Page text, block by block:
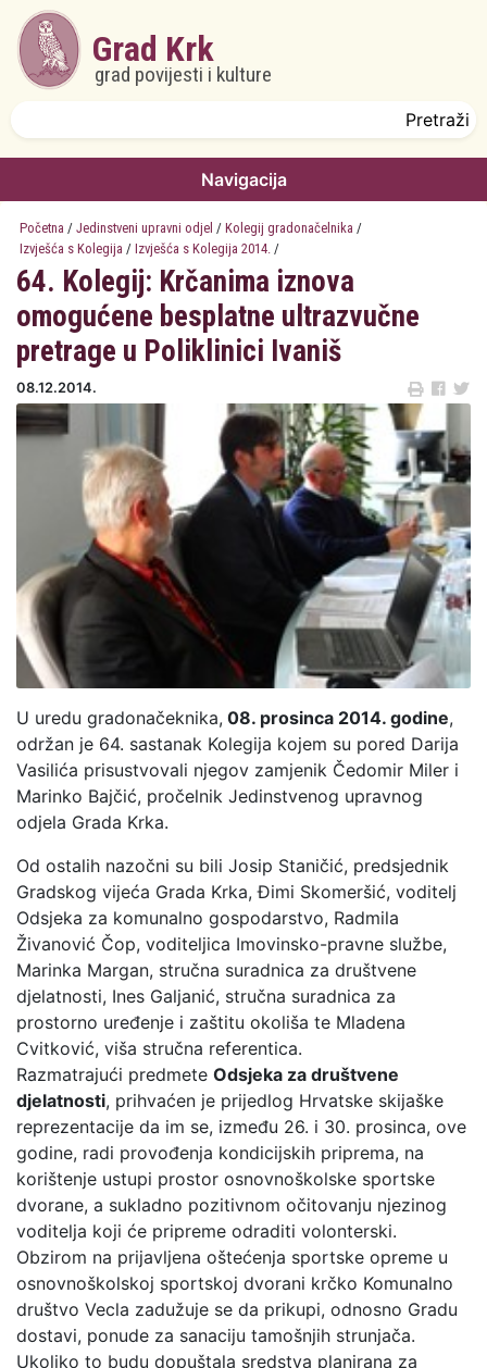
Skoči na glavni sadržaj
Grad Krk
grad povijesti i kulture
Navigacija
Početna / Jedinstveni upravni odjel / Kolegij gradonačelnika /
Izvješća s Kolegija / Izvješća s Kolegija 2014. /
64. Kolegij: Krčanima iznova
omogućene besplatne ultrazvučne
pretrage u Poliklinici Ivaniš
08.12.2014.
U uredu gradonačeknika, 08. prosinca 2014. godine,
održan je 64. sastanak Kolegija kojem su pored Darija
Vasilića prisustvovali njegov zamjenik Čedomir Miler i
Marinko Bajčić, pročelnik Jedinstvenog upravnog
odjela Grada Krka.
Od ostalih nazočni su bili Josip Staničić, predsjednik
Gradskog vijeća Grada Krka, Đimi Skomeršić, voditelj
Odsjeka za komunalno gospodarstvo, Radmila
Živanović Čop, voditeljica Imovinsko-pravne službe,
Marinka Margan, stručna suradnica za društvene
djelatnosti, Ines Galjanić, stručna suradnica za
prostorno uređenje i zaštitu okoliša te Mladena
Cvitković, viša stručna referentica.
Razmatrajući predmete Odsjeka za društvene
djelatnosti, prihvaćen je prijedlog Hrvatske skijaške
reprezentacije da im se, između 26. i 30. prosinca, ove
godine, radi provođenja kondicijskih priprema, na
korištenje ustupi prostor osnovnoškolske sportske
dvorane, a sukladno pozitivnom očitovanju njezinog
voditelja koji će pripreme odraditi volonterski.
Obzirom na prijavljena oštećenja sportske opreme u
osnovnoškolskoj sportskoj dvorani krčko Komunalno
društvo Vecla zadužuje se da prikupi, odnosno Gradu
dostavi, ponude za sanaciju tamošnjih strunjača.
Ukoliko to budu dopuštala sredstva planirana za